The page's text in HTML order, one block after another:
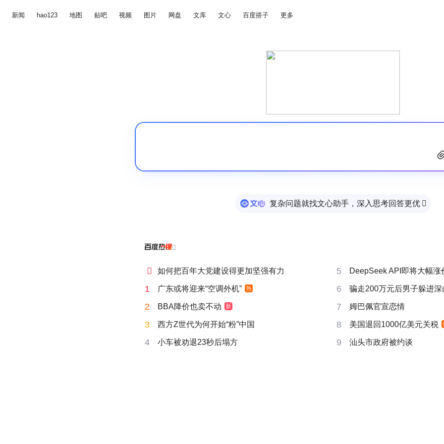
新闻 hao123 地图 贴吧 视频 图片 网盘 文库 文心 百度搭子 更多
复杂问题就找文心助手，深入思考回答更优 

 如何把百年大党建设得更加坚强有力 5 DeepSeek API即将大幅涨
1 广东或将迎来“空调外机” 热 6 骗走200万元后男子躲进深
2 BBA降价也卖不动 新 7 姆巴佩官宣恋情
3 西方Z世代为何开始“粉”中国 8 美国退回1000亿美元关税
4 小车被劝退23秒后塌方 9 汕头市政府被约谈